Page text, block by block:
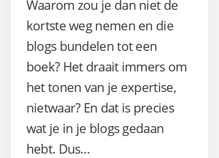
Waarom zou je dan niet de
kortste weg nemen en die
blogs bundelen tot een
boek? Het draait immers om
het tonen van je expertise,
nietwaar? En dat is precies
wat je in je blogs gedaan
hebt. Dus…